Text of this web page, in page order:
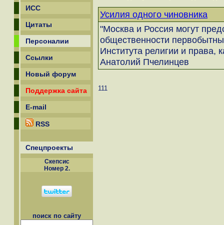
ИСС
Цитаты
Персоналии
Ссылки
Новый форум
Поддержка сайта
E-mail
RSS
Спецпроекты
Скепсиc
Номер 2.
поиск по сайту
Усилия одного чиновника
"Москва и Россия могут
общественности
Института религии и права,
Анатолий Пчелинцев
111